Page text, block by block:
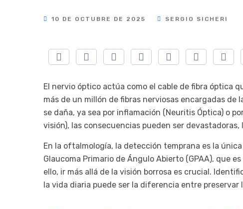
10 DE OCTUBRE DE 2025 SERGIO SICHERI
El nervio óptico actúa como el cable de fibra óptica
más de un millón de fibras nerviosas encargadas
se daña, ya sea por inflamación (Neuritis Óptica) o
visión), las consecuencias pueden ser
En la oftalmología, la detección temprana es la
Glaucoma Primario de Ángulo Abierto (GPAA), que
ello, ir más allá de la visión borrosa es crucial.
la vida diaria puede ser la diferencia entre preservar